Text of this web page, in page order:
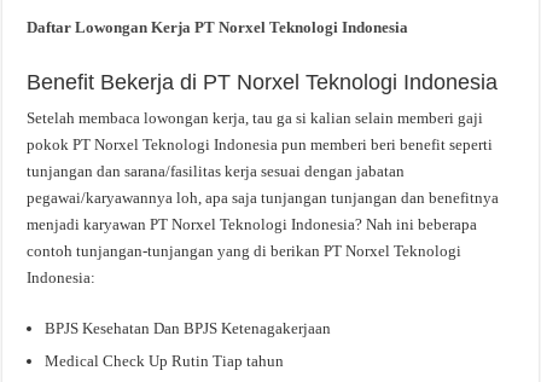
Daftar Lowongan Kerja PT Norxel Teknologi Indonesia
Benefit Bekerja di PT Norxel Teknologi Indonesia
Setelah membaca lowongan kerja, tau ga si kalian selain memberi gaji
pokok PT Norxel Teknologi Indonesia pun memberi beri benefit seperti
tunjangan dan sarana/fasilitas kerja sesuai dengan jabatan
pegawai/karyawannya loh, apa saja tunjangan tunjangan dan benefitnya
menjadi karyawan PT Norxel Teknologi Indonesia? Nah ini beberapa
contoh tunjangan-tunjangan yang di berikan PT Norxel Teknologi
Indonesia:
BPJS Kesehatan Dan BPJS Ketenagakerjaan
Medical Check Up Rutin Tiap tahun